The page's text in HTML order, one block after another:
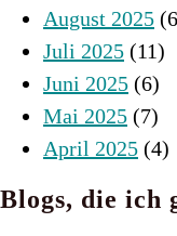
August 2025
Juli 2025 (11)
Juni 2025 (6)
Mai 2025 (7)
April 2025 (4)
Blogs, die ich